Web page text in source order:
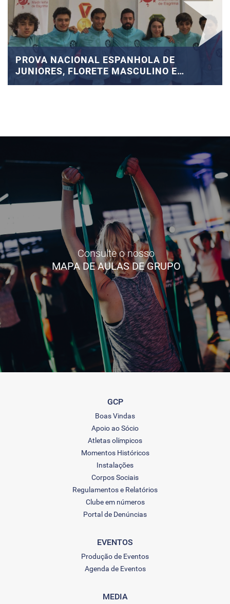
PROVA NACIONAL ESPANHOLA DE
JUNIORES, FLORETE MASCULINO E
FEMININO
Consulte o nosso
MAPA DE AULAS DE GRUPO
GCP
Boas Vindas
Apoio ao Sócio
Atletas olímpicos
Momentos Históricos
Instalações
Corpos Sociais
Regulamentos e Relatórios
Clube em números
Portal de Denúncias
EVENTOS
Produção de Eventos
Agenda de Eventos
MEDIA